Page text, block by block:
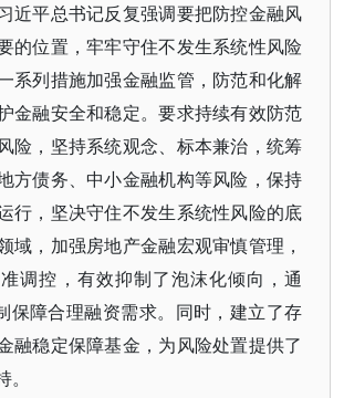
近平总书记反复强调要把防控金融风
的位置，牢牢守住不发生系统性风险
系列措施加强金融监管，防范和化解
金融安全和稳定。要求持续有效防范
险，坚持系统观念、标本兼治，统筹
方债务、中小金融机构等风险，保持
行，坚决守住不发生系统性风险的底
域，加强房地产金融宏观审慎管理，
调控，有效抑制了泡沫化倾向，通
保障合理融资需求。同时，建立了存
融稳定保障基金，为风险处置提供了